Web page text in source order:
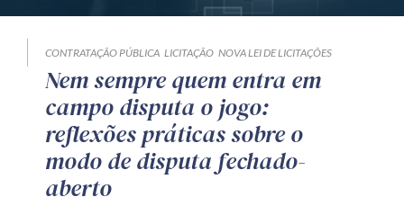
CONTRATAÇÃO PÚBLICA LICITAÇÃO NOVA LEI DE LICITAÇÕES
Nem sempre quem entra em
campo disputa o jogo:
reflexões práticas sobre o
modo de disputa fechado-
aberto